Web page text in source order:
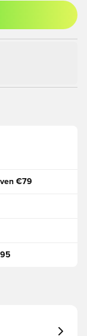
te melden als lid
€79